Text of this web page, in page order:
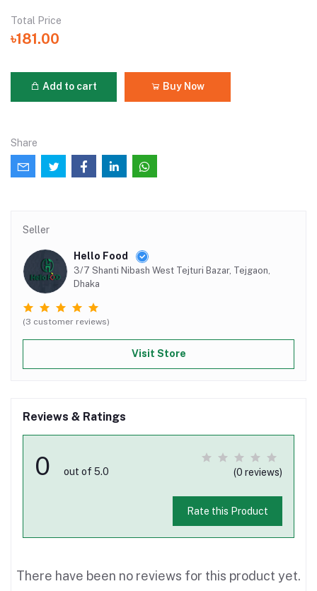
Total Price
৳181.00
Add to cart Buy Now
Share
Seller
Hello Food
3/7 Shanti Nibash West Tejturi Bazar, Tejgaon,
Dhaka
(3 customer reviews)
Visit Store
Reviews & Ratings
0 out of 5.0 (0 reviews)
Rate this Product
There have been no reviews for this product yet.